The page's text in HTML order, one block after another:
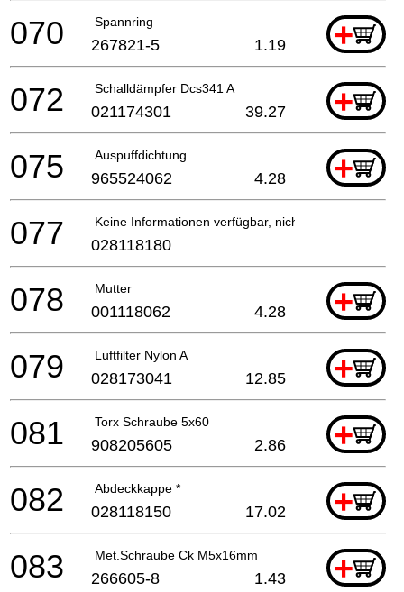
Spannring +
070 267821-5 1.19
Schalldämpfer Dcs341 A +
072 021174301 39.27
Auspuffdichtung +
075 965524062 4.28
Keine Informationen verfügbar, nicht bestellbar
077 028118180
Mutter +
078 001118062 4.28
Luftfilter Nylon A +
079 028173041 12.85
Torx Schraube 5x60 +
081 908205605 2.86
Abdeckkappe * +
082 028118150 17.02
Met.Schraube Ck M5x16mm +
083 266605-8 1.43